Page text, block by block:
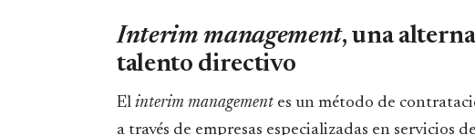
Interim management, una
talento directivo
El interim management es un método de
a través de empresas especializadas en servicios